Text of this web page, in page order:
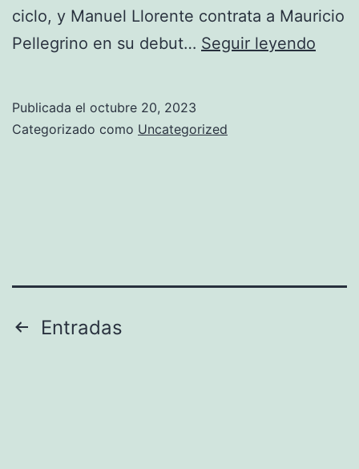
ciclo, y Manuel Llorente contrata a Mauricio
Pellegrino en su debut… Seguir leyendo
Publicada el octubre 20, 2023
Categorizado como Uncategorized
Paginación
Entradas